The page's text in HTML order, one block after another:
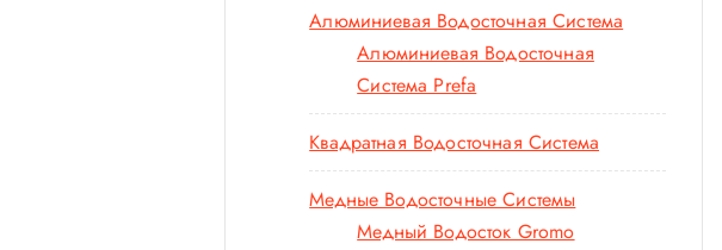
Алюминиевая Водосточная Система
Алюминиевая Водосточная
Система Prefa
Квадратная Водосточная Система
Медные Водосточные Системы
Медный Водосток Gromo